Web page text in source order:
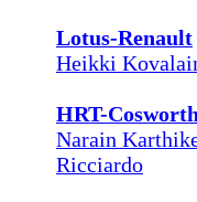
Lotus-Renault
Heikki
HRT-Cosworth
Narain
Ricciardo